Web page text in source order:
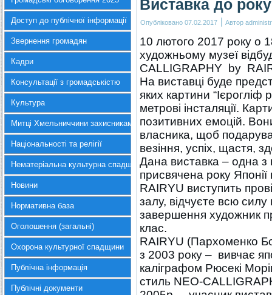
Доступ до публічної інформації
Звернення громадян
Кадри
Консультації з громадськістю
Культура
Митці Хмельниччини захисникам України
Національності та релігії
Нематеріальна культурна спадщина
Новини
Нормативна база
Оголошення (загальні)
Охорона культурної спадщини
Публічна інформація
Публічні документи
Виставка до року
Опубліковано 07.02.2017 | Автор
10 лютого 2017 року о
художньому музеї
CALLIGRAPHY by
На виставці буде
яких картини “Ієрогліф
метрові інсталяції.
позитивних емоцій.
власника, щоб
везіння, успіх, щастя,
Дана виставка – одна з
присвячена року Японії
RAIRYU виступить
залу, відчуєте всю
завершення художник
клас.
RAIRYU (Пархоменко
з 2003 року – вивчає
каліграфом Рюсекі
стиль NEO-